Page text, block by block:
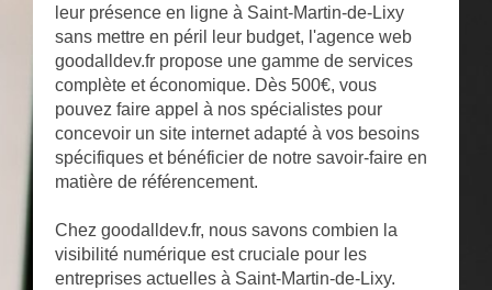
leur présence en ligne à Saint-Martin-de-Lixy
sans mettre en péril leur budget, l'agence web
goodalldev.fr propose une gamme de services
complète et économique. Dès 500€, vous
pouvez faire appel à nos spécialistes pour
concevoir un site internet adapté à vos besoins
spécifiques et bénéficier de notre savoir-faire en
matière de référencement.
Chez goodalldev.fr, nous savons combien la
visibilité numérique est cruciale pour les
entreprises actuelles à Saint-Martin-de-Lixy.